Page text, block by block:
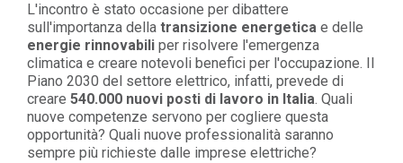
L'incontro è stato occasione per dibattere
sull'importanza della transizione energetica e delle
energie rinnovabili per risolvere l'emergenza
climatica e creare notevoli benefici per l'occupazione. Il
Piano 2030 del settore elettrico, infatti, prevede di
creare 540.000 nuovi posti di lavoro in Italia. Quali
nuove competenze servono per cogliere questa
opportunità? Quali nuove professionalità saranno
sempre più richieste dalle imprese elettriche?